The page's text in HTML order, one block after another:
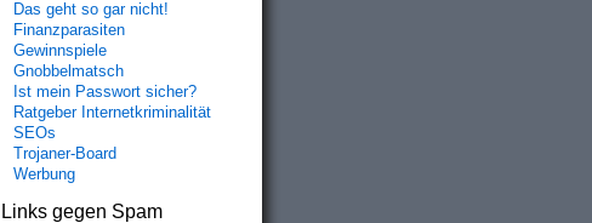
Das geht so gar nicht!
Finanzparasiten
Gewinnspiele
Gnobbelmatsch
Ist mein Passwort sicher?
Ratgeber Internetkriminalität
SEOs
Trojaner-Board
Werbung
Links gegen Spam